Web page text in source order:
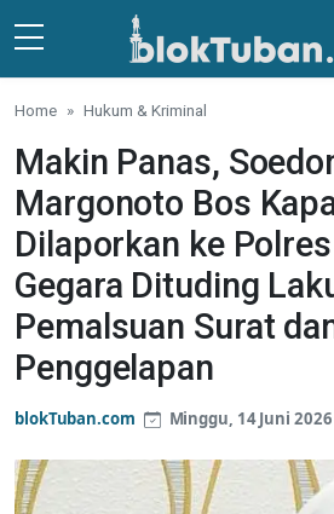
Skip to main content
Home Hukum & Kriminal
Makin Panas,
Margonoto Bos
Dilaporkan ke
Gegara Dituding
Pemalsuan Surat
Penggelapan
blokTuban.com Minggu, 14 Juni